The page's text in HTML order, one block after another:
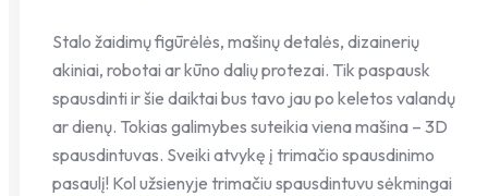
Stalo žaidimų figūrėlės, mašinų detalės, dizainerių
akiniai, robotai ar kūno dalių protezai. Tik paspausk
spausdinti ir šie daiktai bus tavo jau po keletos valandų
ar dienų. Tokias galimybes suteikia viena mašina – 3D
spausdintuvas. Sveiki atvykę į trimačio spausdinimo
pasaulį! Kol užsienyje trimačiu spausdintuvu sėkmingai